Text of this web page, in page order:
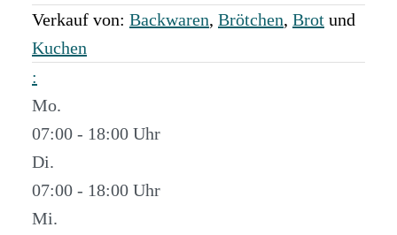
Verkauf von: Backwaren, Brötchen, Brot und
Kuchen
:
Mo.
07:00 - 18:00
Di.
07:00 - 18:00
Mi.